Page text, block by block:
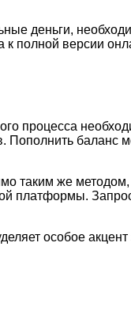
деньги,
к полной версии
процесса
Пополнить баланс
таким же
платформы.
особое